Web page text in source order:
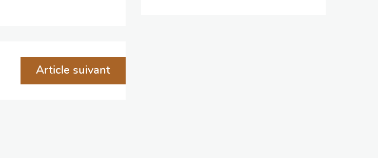
Article suivant